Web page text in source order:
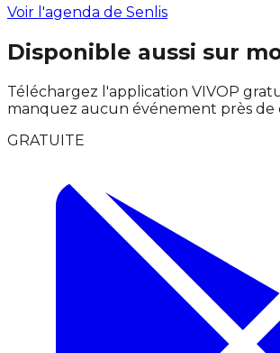
Voir l'agenda de Senlis
Disponible aussi sur
Téléchargez l'application VIVOP
manquez aucun événement près de
GRATUITE